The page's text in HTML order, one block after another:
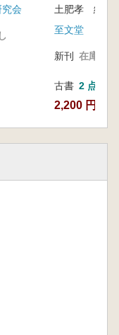
究会
土肥孝 編著
至文堂
新刊 在庫なし
古書 2 点
2,200 円~